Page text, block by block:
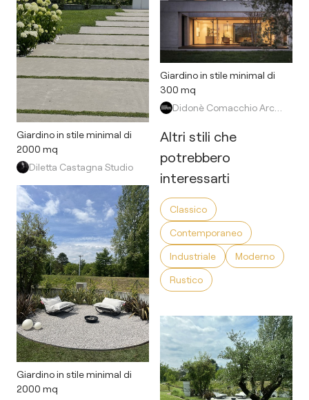
Giardino in stile minimal di
2000 mq
Diletta Castagna Studio
Giardino in stile minimal di
2000 mq
Giardino in stile minimal di
300 mq
Altri stili che
potrebbero
interessarti
Classico
Contemporaneo
Industriale
Moderno
Rustico